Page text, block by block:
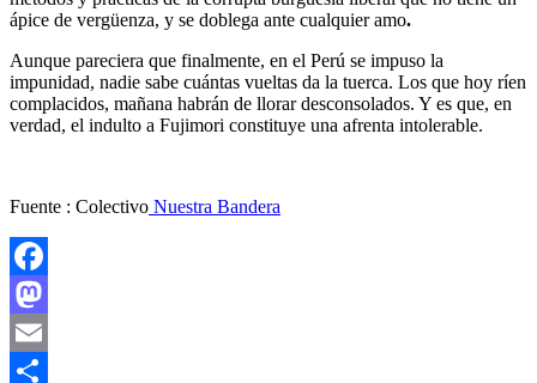
ápice de vergüenza, y se doblega ante cualquier amo.
Aunque pareciera que finalmente, en el Perú se impuso la
impunidad, nadie sabe cuántas vueltas da la tuerca. Los que hoy ríen
complacidos, mañana habrán de llorar desconsolados. Y es que, en
verdad, el indulto a Fujimori constituye una afrenta intolerable.
Fuente : Colectivo Nuestra Bandera
Facebook
Mastodon
Email